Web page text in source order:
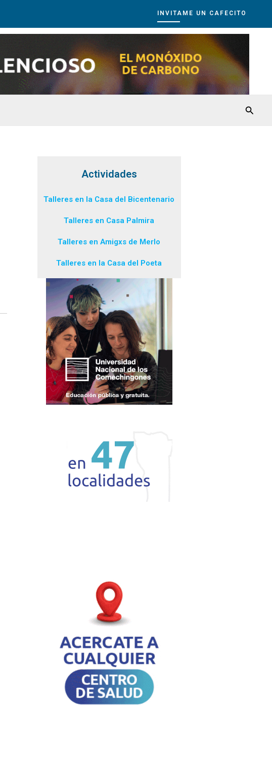
INVITAME UN CAFECITO
Actividades
Talleres en la Casa del Bicentenario
Talleres en Casa Palmira
Talleres en Amigxs de Merlo
Talleres en la Casa del Poeta